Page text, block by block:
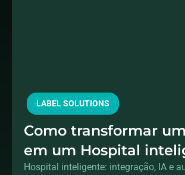
LABEL SOLUTIONS
Como transformar
em um Hospital
Hospital inteligente: integração, IA e